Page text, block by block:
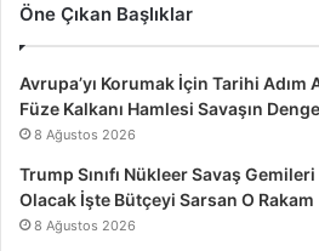
Öne Çıkan Başlıklar
Avrupa’yı Korumak İçin Tarihi Adım
Füze Kalkanı Hamlesi Savaşın
8 Ağustos 2026
Trump Sınıfı Nükleer Savaş
Olacak İşte Bütçeyi Sarsan O Rakam
8 Ağustos 2026